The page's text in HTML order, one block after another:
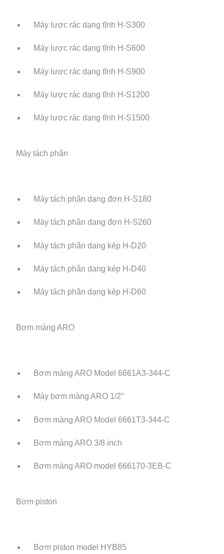
Máy lược rác dạng tĩnh H-S300
Máy lược rác dạng tĩnh H-S600
Máy lược rác dạng tĩnh H-S900
Máy lược rác dạng tĩnh H-S1200
Máy lược rác dạng tĩnh H-S1500
Máy tách phân
Máy tách phân dạng đơn H-S180
Máy tách phân dạng đơn H-S260
Máy tách phân dạng kép H-D20
Máy tách phân dạng kép H-D40
Máy tách phân dạng kép H-D60
Bơm màng ARO
Bơm màng ARO Model 6661A3-344-C
Máy bơm màng ARO 1/2″
Bơm màng ARO Model 6661T3-344-C
Bơm màng ARO 3/8 inch
Bơm màng ARO model 666170-3EB-C
Bơm piston
Bơm piston model HYB85